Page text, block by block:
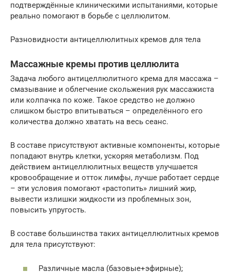
подтверждённые клиническими испытаниями, которые
реально помогают в борьбе с целлюлитом.
Разновидности антицеллюлитных кремов для тела
Массажные кремы против целлюлита
Задача любого антицеллюлитного крема для массажа –
смазывание и облегчение скольжения рук массажиста
или колпачка по коже. Такое средство не должно
слишком быстро впитываться – определённого его
количества должно хватать на весь сеанс.
В составе присутствуют активные компоненты, которые
попадают внутрь клетки, ускоряя метаболизм. Под
действием антицеллюлитных веществ улучшается
кровообращение и отток лимфы, лучше работает сердце
– эти условия помогают «растопить» лишний жир,
вывести излишки жидкости из проблемных зон,
повысить упругость.
В составе большинства таких антицеллюлитных кремов
для тела присутствуют:
Различные масла (базовые+эфирные);